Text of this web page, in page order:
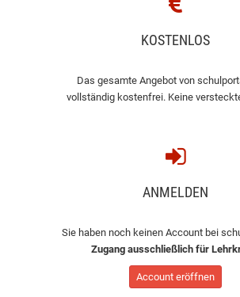
KOSTENLOS
Das gesamte Angebot von
vollständig kostenfrei. Keine
ANMELDEN
Sie haben noch keinen Account bei
Zugang ausschließlich für
Account eröffnen